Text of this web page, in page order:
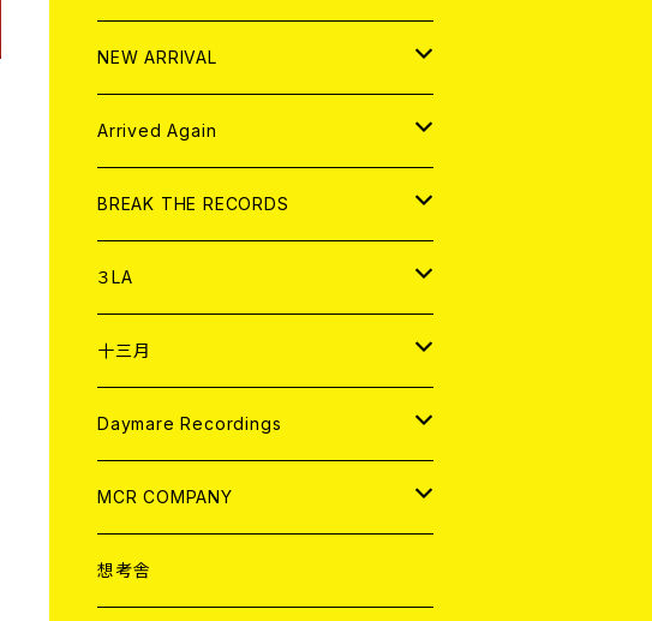
HOOD
EL ZINE
アナログ
アパレル
書籍
DIGITAL CONTENTS
NEW ARRIVAL
CD
アナログ
Arrived Again
CD
アナログ
BREAK THE RECORDS
CD
ANALOG
アパレル
３LA
CD
ANALOG
十三月
CD
ANALOG
Daymare Recordings
CD
ANALOG
MCR COMPANY
CD
想考舎